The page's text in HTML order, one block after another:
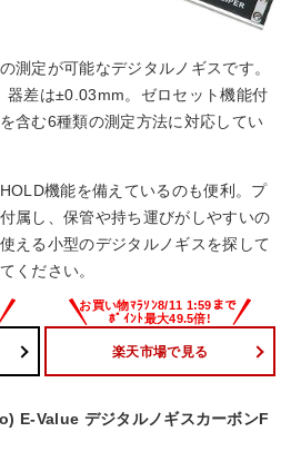
測定が可能なデジタルノギスです。
差は±0.03mm。ゼロセット機能付
含む6種類の測定方法に対応してい
機能を備えているのも便利。プ
属し、保管や持ち運びがしやすいの
える小型のデジタルノギスを探して
ください。
楽天市場で見る
E-Value デジタルノギスカーボンF